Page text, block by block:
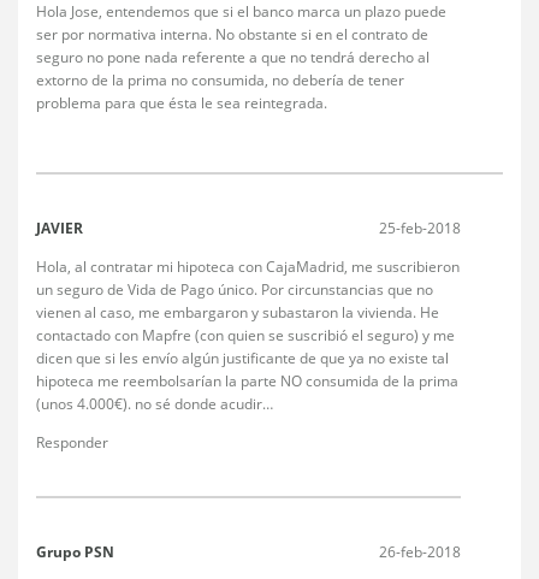
Hola Jose, entendemos que si el banco marca un plazo puede
ser por normativa interna. No obstante si en el contrato de
seguro no pone nada referente a que no tendrá derecho al
extorno de la prima no consumida, no debería de tener
problema para que ésta le sea reintegrada.
JAVIER 25-feb-2018
Hola, al contratar mi hipoteca con CajaMadrid, me suscribieron
un seguro de Vida de Pago único. Por circunstancias que no
vienen al caso, me embargaron y subastaron la vivienda. He
contactado con Mapfre (con quien se suscribió el seguro) y me
dicen que si les envío algún justificante de que ya no existe tal
hipoteca me reembolsarían la parte NO consumida de la prima
(unos 4.000€). no sé donde acudir…
Responder
Grupo PSN 26-feb-2018